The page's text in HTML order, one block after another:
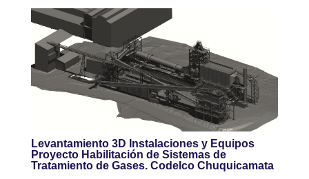
Levantamiento 3D Instalaciones y Equipos
Proyecto Habilitación de Sistemas de
Tratamiento de Gases. Codelco Chuquicamata